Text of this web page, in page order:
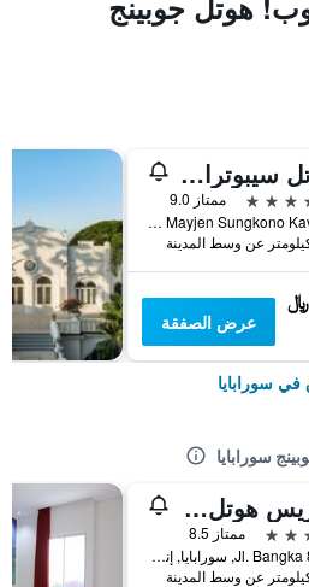
هوتل سيبوترا وورلد سورابايا مانيجد باي سويس بلهوتل إنترناشونال
ممتاز 9.0
Jl. Mayjen Sungkono Kav. 87, سورابايا, إندونيسيا
عرض الصفقة
في سورابايا
سورابايا
هاريس هوتل آند كونفينشنز جوبينج سورابايا
ممتاز 8.5
Jl. Bangka 8-18, سورابايا, إندونيسيا